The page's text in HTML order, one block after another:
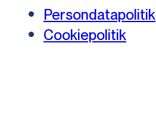
Persondatapolitik
Cookiepolitik